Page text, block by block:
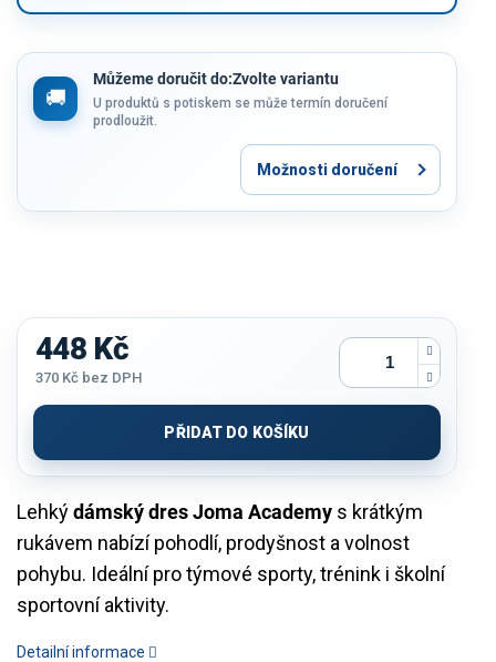
Můžeme doručit do:Zvolte variantu
U produktů s potiskem se může termín doručení
prodloužit.
Možnosti doručení
Lehkýdámský dres Joma Academy s krátkým
rukávem nabízí pohodlí, prodyšnost a volnost
pohybu. Ideální pro týmové sporty, trénink i školní
sportovní aktivity.
Detailní informace
448 Kč
370 Kč bez DPH
cena:
PŘIDAT DO KOŠÍKU